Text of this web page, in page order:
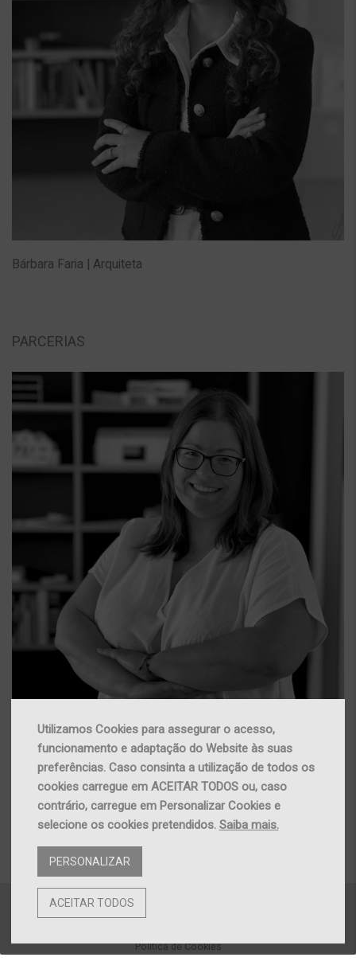
Bárbara Faria | Arquiteta
PARCERIAS
Nádia Gameiro | Arq. Paisagista
Política de Privacidade
Política de Cookies
Utilizamos Cookies para assegurar o acesso,
funcionamento e adaptação do Website às suas
preferências. Caso consinta a utilização de todos os
cookies carregue em ACEITAR TODOS ou, caso
contrário, carregue em Personalizar Cookies e
selecione os cookies pretendidos. Saiba mais.
PERSONALIZAR
ACEITAR TODOS